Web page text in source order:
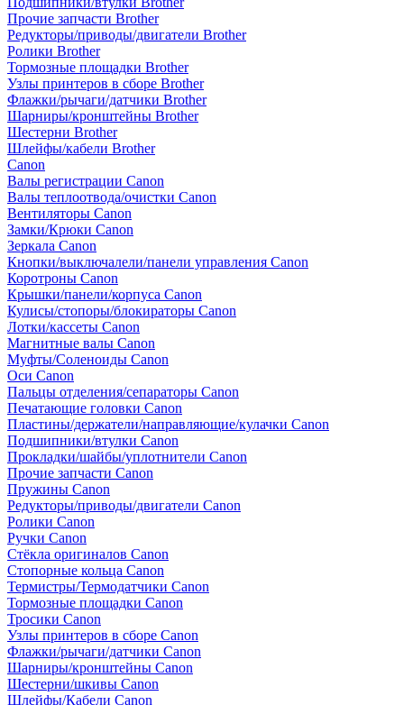
Прочие запчасти Brother
Редукторы/приводы/двигатели Brother
Ролики Brother
Тормозные площадки Brother
Узлы принтеров в сборе Brother
Флажки/рычаги/датчики Brother
Шарниры/кронштейны Brother
Шестерни Brother
Шлейфы/кабели Brother
Canon
Валы регистрации Canon
Валы теплоотвода/очистки Canon
Вентиляторы Canon
Замки/Крюки Canon
Зеркала Canon
Кнопки/выключалели/панели управления Canon
Коротроны Canon
Крышки/панели/корпуса Canon
Кулисы/стопоры/блокираторы Canon
Лотки/кассеты Canon
Магнитные валы Canon
Муфты/Соленоиды Canon
Оси Canon
Пальцы отделения/сепараторы Canon
Печатающие головки Canon
Пластины/держатели/направляющие/кулачки Canon
Подшипники/втулки Canon
Прокладки/шайбы/уплотнители Canon
Прочие запчасти Canon
Пружины Canon
Редукторы/приводы/двигатели Canon
Ролики Canon
Ручки Canon
Стёкла оригиналов Canon
Стопорные кольца Canon
Термистры/Термодатчики Canon
Тормозные площадки Canon
Тросики Canon
Узлы принтеров в сборе Canon
Флажки/рычаги/датчики Canon
Шарниры/кронштейны Canon
Шестерни/шкивы Canon
Шлейфы/Кабели Canon